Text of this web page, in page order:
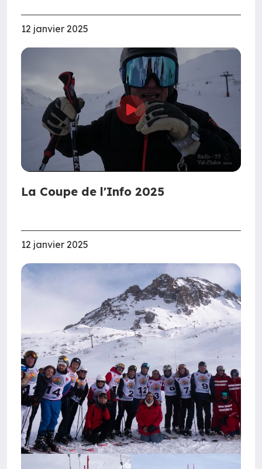
12 janvier 2025
La Coupe de l'Info 2025
12 janvier 2025